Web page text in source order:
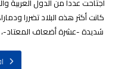
اجتاحت عددا من الدول العربية
كانت أكثر هذه البلاد تضررا
شديدة -عشرة أضعاف المعتاد-